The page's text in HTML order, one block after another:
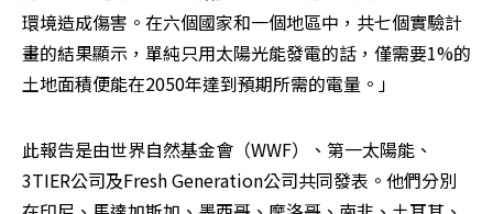
環境造成傷害。在六個國家和一個地區中，共七個實驗計
畫的結果顯示，單純只用太陽光能發電的話，僅需要1%的
土地面積便能在2050年達到預期所需的電量。」
此報告是由世界自然基金會（WWF）、第一太陽能、
3TIER公司及Fresh Generation公司共同發表。他們分別